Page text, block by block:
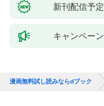
新刊配信予定
キャンペーン
漫画無料試し読みならdブック